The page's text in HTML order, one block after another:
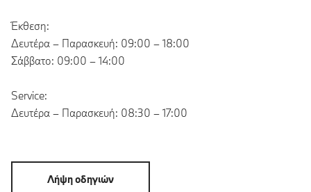
Έκθεση:
Δευτέρα – Παρασκευή: 09:00 – 18:00
Σάββατο: 09:00 – 14:00
Service:
Δευτέρα – Παρασκευή: 08:30 – 17:00
Λήψη οδηγιών